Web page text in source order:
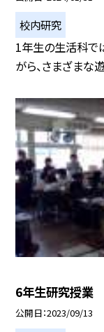
校内研究
1年生の生活科で
がら、さまざまな
6年生研究授業
公開日 2023/09/13